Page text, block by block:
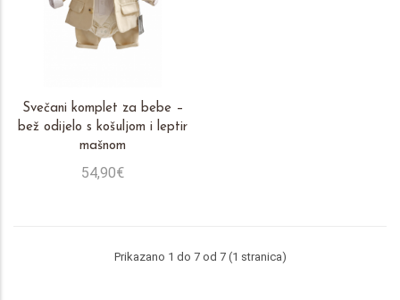
Svečani komplet za bebe –
bež odijelo s košuljom i leptir
mašnom
54,90€
Prikazano 1 do 7 od 7 (1 stranica)